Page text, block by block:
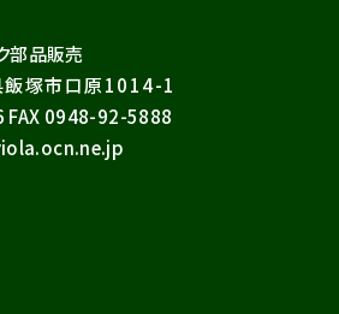
部品販売
飯塚市口原1014-1
0948-92-5888